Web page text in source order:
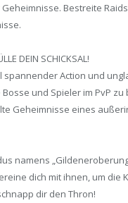
Bestreite
DEIN SCHICKSAL!
Action und
und Spieler im PvP
Geheimnisse eines
namens
dich mit ihnen, um
dir den Thron!